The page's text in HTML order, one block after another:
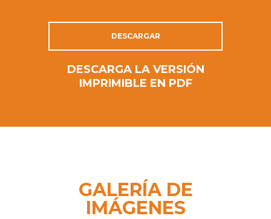
DESCARGAR
DESCARGA LA VERSIÓN
IMPRIMIBLE EN PDF
GALERÍA DE
IMÁGENES